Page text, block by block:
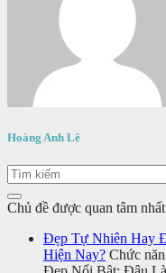
Hoàng Anh Lê
Chủ đề được quan tâm nhất
Đẹp Tự Nhiên Hay
Hiện Nay? Chức